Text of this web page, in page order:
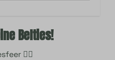
Belties!
🙋‍♀️